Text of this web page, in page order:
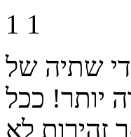
1 1
שתיה של
יותר! ככל
זהירות לא